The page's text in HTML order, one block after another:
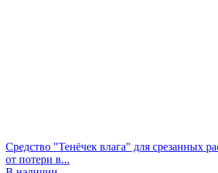
Средство "Тенёчек влага" для срезанных
от потери в...